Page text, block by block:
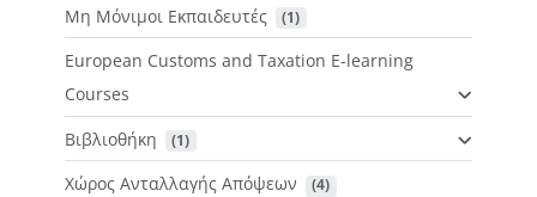
Μη Μόνιμοι Εκπαιδευτές
(1)
European Customs and Taxation E-learning
Courses
Βιβλιοθήκη
(1)
Χώρος Ανταλλαγής Απόψεων (4)